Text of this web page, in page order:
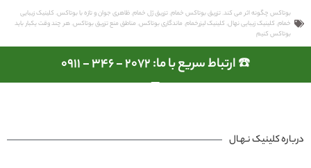
بوتاکس چگونه اثر می کند تزریق بوتاکس خمام تزریق ژل خمام ظاهری جوان و تازه با بوتاکس کلینیک زیبایی
خمام کلینیک زیبایی نهال کلینیک لیزرخمام ماندگاری بوتاکس مناطق منع تزریق بوتاکس هر چند وقت یکبار باید
بوتاکس کنیم
☎️ ارتباط سریع با ما: 2072 - 346 - 0911
درباره کلینیک نـهـال